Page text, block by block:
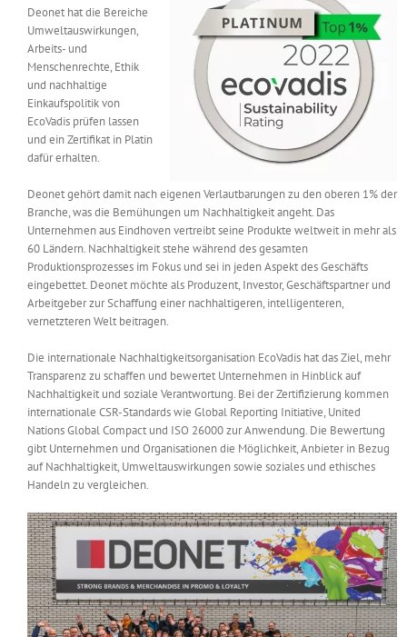
Messen & Events
Unternehmen
Interviews
Wissen
Product Guide
Jobshop
Suche
nach:
Deonet hat die Bereiche
Umweltauswirkungen,
Arbeits- und
Menschenrechte, Ethik
und nachhaltige
Einkaufspolitik von
EcoVadis prüfen lassen
und ein Zertifikat in Platin
dafür erhalten.
Deonet gehört damit nach eigenen Verlautbarungen zu den oberen 1% der
Branche, was die Bemühungen um Nachhaltigkeit angeht. Das
Unternehmen aus Eindhoven vertreibt seine Produkte weltweit in mehr als
60 Ländern. Nachhaltigkeit stehe während des gesamten
Produktionsprozesses im Fokus und sei in jeden Aspekt des Geschäfts
eingebettet. Deonet möchte als Produzent, Investor, Geschäftspartner und
Arbeitgeber zur Schaffung einer nachhaltigeren, intelligenteren,
vernetzteren Welt beitragen.
Die internationale Nachhaltigkeitsorganisation EcoVadis hat das Ziel, mehr
Transparenz zu schaffen und bewertet Unternehmen in Hinblick auf
Nachhaltigkeit und soziale Verantwortung. Bei der Zertifizierung kommen
internationale CSR-Standards wie Global Reporting Initiative, United
Nations Global Compact und ISO 26000 zur Anwendung. Die Bewertung
gibt Unternehmen und Organisationen die Möglichkeit, Anbieter in Bezug
auf Nachhaltigkeit, Umweltauswirkungen sowie soziales und ethisches
Handeln zu vergleichen.